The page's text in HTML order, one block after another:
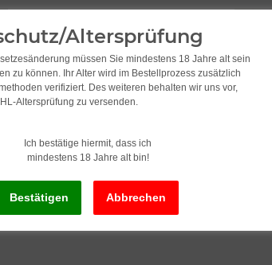
IN STOCK
Wanna Vapor Cap
IN
Vape
Altersprüfung
müssen Sie mindestens 18 Jahre alt sein
zu können. Ihr Alter wird im Bestellprozess zusätzlich
verifiziert. Des weiteren behalten wir uns vor,
Altersprüfung zu versenden.
Ich bestätige hiermit, dass ich
mindestens 18 Jahre alt bin!